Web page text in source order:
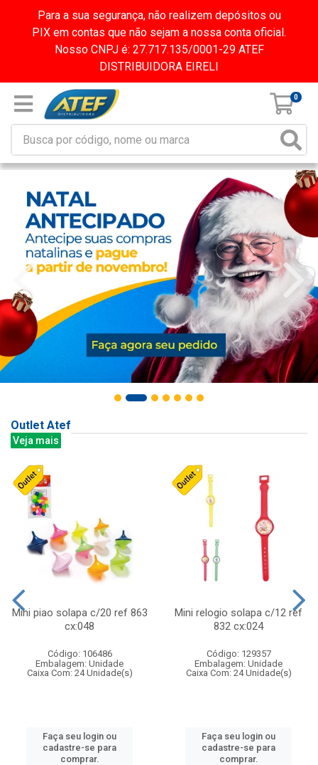
Para a sua segurança, não realizem depósitos ou
PIX em contas que não sejam a nossa conta oficial.
Nosso CNPJ é: 27.717.135/0001-29 ATEF
DISTRIBUIDORA EIRELI
0
Outlet Atef
Veja mais
Mini piao solapa c/20 ref 863
cx:048
Código: 106486
Embalagem: Unidade
Caixa Com: 24 Unidade(s)
Faça seu login ou
cadastre-se para
comprar.
Mini relogio solapa c/12 ref
832 cx:024
Código: 129357
Embalagem: Unidade
Caixa Com: 24 Unidade(s)
Faça seu login ou
cadastre-se para
comprar.